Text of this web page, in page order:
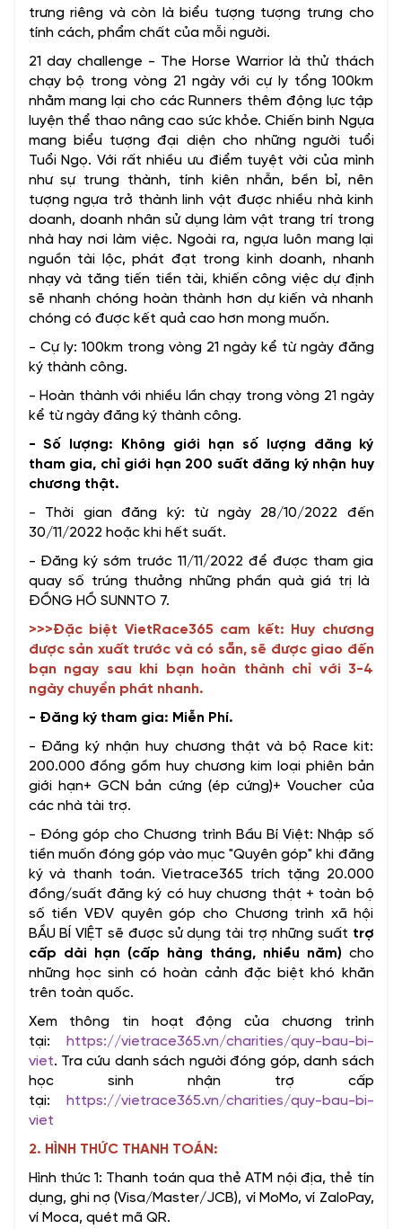
trưng riêng và còn là biểu tượng tượng trưng cho
tính cách, phẩm chất của mỗi người.
21 day challenge - The Horse Warrior là thử thách
chạy bộ trong vòng 21 ngày với cự ly tổng 100km
nhằm mang lại cho các Runners thêm động lực tập
luyện thể thao nâng cao sức khỏe. Chiến binh Ngựa
mang biểu tượng đại diện cho những người tuổi
Tuổi Ngọ. Với rất nhiều ưu điểm tuyệt vời của mình
như sự trung thành, tính kiên nhẫn, bền bỉ, nên
tượng ngựa trở thành linh vật được nhiều nhà kinh
doanh, doanh nhân sử dụng làm vật trang trí trong
nhà hay nơi làm việc. Ngoài ra, ngựa luôn mang lại
nguồn tài lộc, phát đạt trong kinh doanh, nhanh
nhạy và tăng tiến tiền tài, khiến công việc dự định
sẽ nhanh chóng hoàn thành hơn dự kiến và nhanh
chóng có được kết quả cao hơn mong muốn.
- Cự ly: 100km trong vòng 21 ngày kể từ ngày đăng
ký thành công.
- Hoàn thành với nhiều lần chạy trong vòng 21 ngày
kể từ ngày đăng ký thành công.
- Số lượng: Không giới hạn số lượng đăng ký
tham gia, chỉ giới hạn 200 suất đăng ký nhận huy
chương thật.
- Thời gian đăng ký: từ ngày 28/10/2022 đến
30/11/2022 hoặc khi hết suất.
- Đăng ký sớm trước 11/11/2022 để được tham gia
quay số trúng thưởng những phần quà giá trị là
ĐỒNG HỒ SUNNTO 7.
>>>Đặc biệt VietRace365 cam kết: Huy chương
được sản xuất trước và có sẵn, sẽ được giao đến
bạn ngay sau khi bạn hoàn thành chỉ với 3-4
ngày chuyển phát nhanh.
- Đăng ký tham gia: Miễn Phí.
- Đăng ký nhận huy chương thật và bộ Race kit:
200.000 đồng gồm huy chương kim loại phiên bản
giới hạn+ GCN bản cứng (ép cứng)+ Voucher của
các nhà tài trợ.
- Đóng góp cho Chương trình Bầu Bí Việt: Nhập số
tiền muốn đóng góp vào mục "Quyên góp" khi đăng
ký và thanh toán. Vietrace365 trích tặng 20.000
đồng/suất đăng ký có huy chương thật + toàn bộ
số tiền VĐV quyên góp cho Chương trình xã hội
BẦU BÍ VIỆT sẽ được sử dụng tài trợ những suất trợ
cấp dài hạn (cấp hàng tháng, nhiều năm) cho
những học sinh có hoàn cảnh đặc biệt khó khăn
trên toàn quốc.
Xem thông tin hoạt động của chương trình
tại:
https://vietrace365.vn/charities/quy-bau-bi-
viet. Tra cứu danh sách người đóng góp, danh sách
học sinh nhận trợ cấp
tại:
https://vietrace365.vn/charities/quy-bau-bi-
viet
2. HÌNH THỨC THANH TOÁN:
Hình thức 1: Thanh toán qua thẻ ATM nội địa, thẻ tín
dụng, ghi nợ (Visa/Master/JCB), ví MoMo, ví ZaloPay,
ví Moca, quét mã QR.